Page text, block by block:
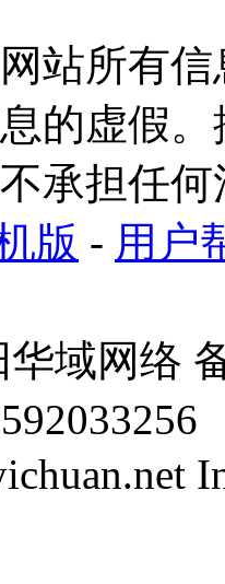
站所有
的虚假
承担任
版 - 用户
域网络